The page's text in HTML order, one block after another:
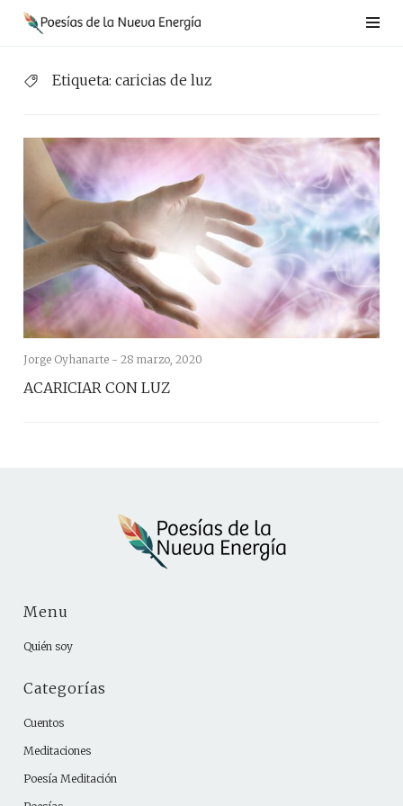
Saltar
Etiqueta: caricias de luz
Jorge Oyhanarte - 28 marzo, 2020
ACARICIAR CON LUZ
Menu
Quién soy
Categorías
Cuentos
Meditaciones
Poesía Meditación